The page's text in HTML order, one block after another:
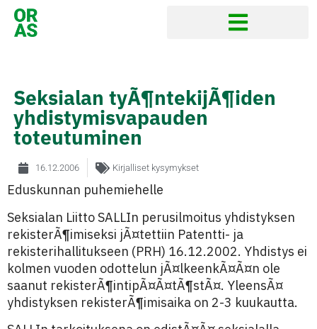
Seksialan tyÃ¶ntekijÃ¶iden
yhdistymisvapauden
toteutuminen
16.12.2006 Kirjalliset kysymykset
Eduskunnan puhemiehelle
Seksialan Liitto SALLIn perusilmoitus yhdistyksen
rekisterÃ¶imiseksi jÃ¤tettiin Patentti- ja
rekisterihallitukseen (PRH) 16.12.2002. Yhdistys ei
kolmen vuoden odottelun jÃ¤lkeenkÃ¤Ã¤n ole
saanut rekisterÃ¶intipÃ¤Ã¤tÃ¶stÃ¤. YleensÃ¤
yhdistyksen rekisterÃ¶imisaika on 2-3 kuukautta.